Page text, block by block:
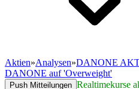
Aktien»Analysen»DANONE
DANONE auf 'Overweight'
Push Mitteilungen Realtimekurse